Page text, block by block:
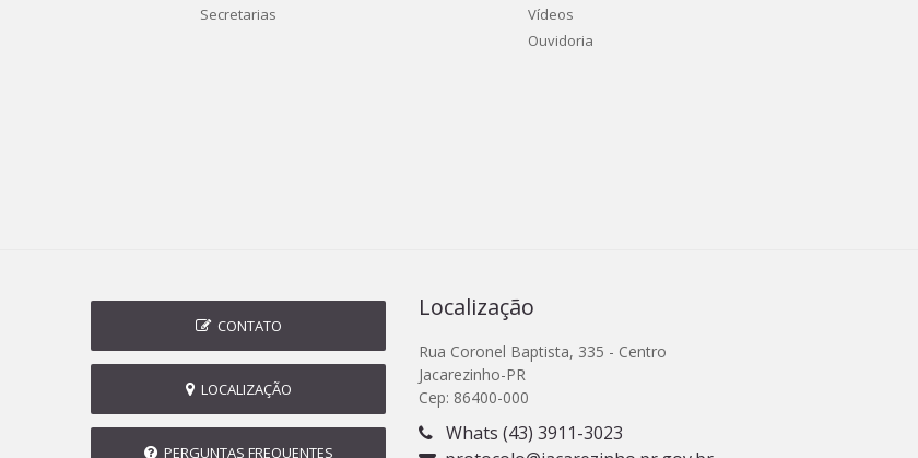
Secretarias
Vídeos
Ouvidoria
CONTATO
LOCALIZAÇÃO
PERGUNTAS FREQUENTES
Localização
Rua Coronel Baptista, 335 - Centro
Jacarezinho-PR
Cep: 86400-000
Whats (43) 3911-3023